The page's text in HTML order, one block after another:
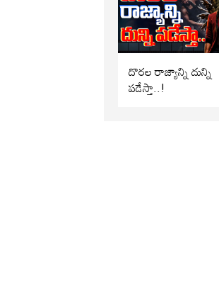
దొరల రాజ్యాన్ని దున్ని
పడేస్తా..!